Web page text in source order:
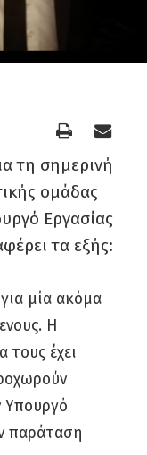
τη σημερινή
ομάδας
Εργασίας
τα εξής:
μία ακόμα
Η
τους έχει
Υπουργό
παράταση